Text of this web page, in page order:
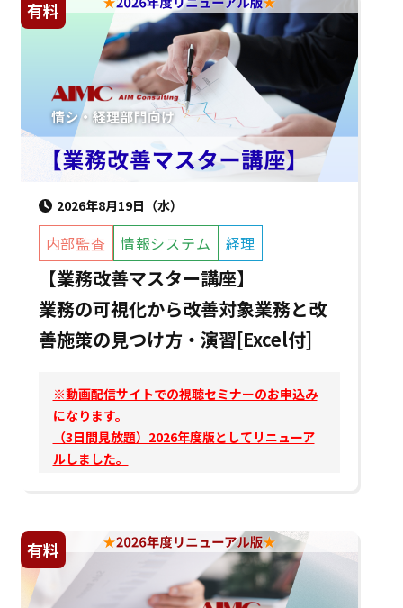
有料
2026年8月19日（水）
内部監査 情報システム 経理
【業務改善マスター講座】
業務の可視化から改善対象業務と改
善施策の見つけ方・演習[Excel付]
※動画配信サイトでの視聴セミナーのお申込み
になります。
（3日間見放題）2026年度版としてリニューア
ルしました。
有料